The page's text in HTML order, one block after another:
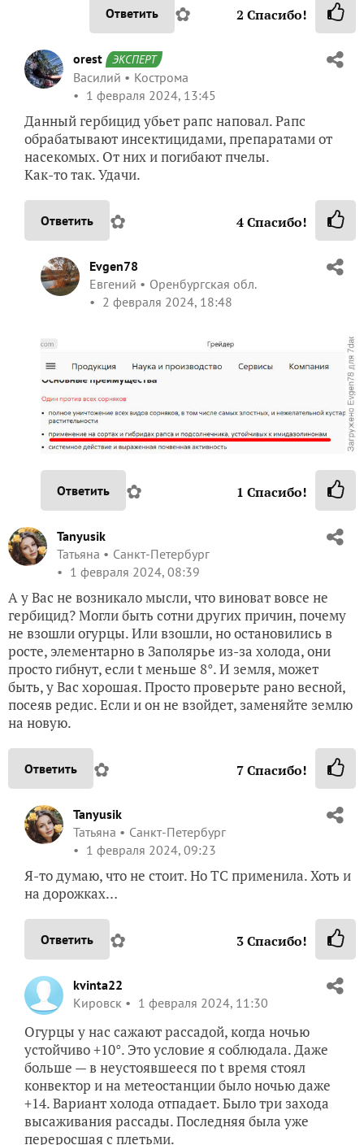
Ответить ✿ 2 Спасибо!
orest ЭКСПЕРТ
Василий
Кострома
1 февраля 2024, 13:45
Данный гербицид убьет рапс наповал. Рапс
обрабатывают инсектицидами, препаратами от
насекомых. От них и погибают пчелы.
Как-то так. Удачи.
Ответить ✿ 4Спасибо!
Evgen78
Евгений
Оренбургская обл.
2 февраля 2024, 18:48
Ответить ✿ 1 Спасибо!
Tanyusik
Татьяна
Санкт-Петербург
1 февраля 2024, 08:39
А у Вас не возникало мысли, что виноват вовсе не
гербицид? Могли быть сотни других причин, почему
не взошли огурцы. Или взошли, но остановились в
росте, элементарно в Заполярье из-за холода, они
просто гибнут, если t меньше 8°. И земля, может
быть, у Вас хорошая. Просто проверьте рано весной,
посеяв редис. Если и он не взойдет, заменяйте землю
на новую.
Ответить ✿ 7Спасибо!
Tanyusik
Татьяна
Санкт-Петербург
1 февраля 2024, 09:23
Я-то думаю, что не стоит. Но ТС применила. Хоть и
на дорожках…
Ответить ✿ 3Спасибо!
kvinta22
Кировск
1 февраля 2024, 11:30
Огурцы у нас сажают рассадой, когда ночью
устойчиво +10°. Это условие я соблюдала. Даже
больше — в неустоявшееся по t время стоял
конвектор и на метеостанции было ночью даже
+14. Вариант холода отпадает. Было три захода
высаживания рассады. Последняя была уже
переросшая с плетьми.